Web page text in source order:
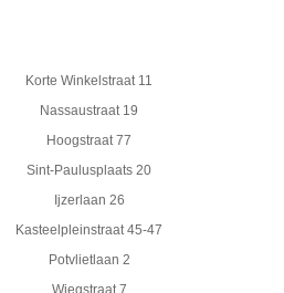
Korte Winkelstraat 11
Nassaustraat 19
Hoogstraat 77
Sint-Paulusplaats 20
Ijzerlaan 26
Kasteelpleinstraat 45-47
Potvlietlaan 2
Wiegstraat 7